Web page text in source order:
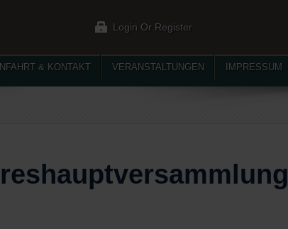
Login Or Register
& KONTAKT VERANSTALTUNGEN IMPRESSUM